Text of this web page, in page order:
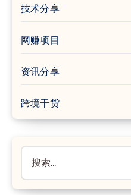
技术分享
网赚项目
资讯分享
跨境干货
索：